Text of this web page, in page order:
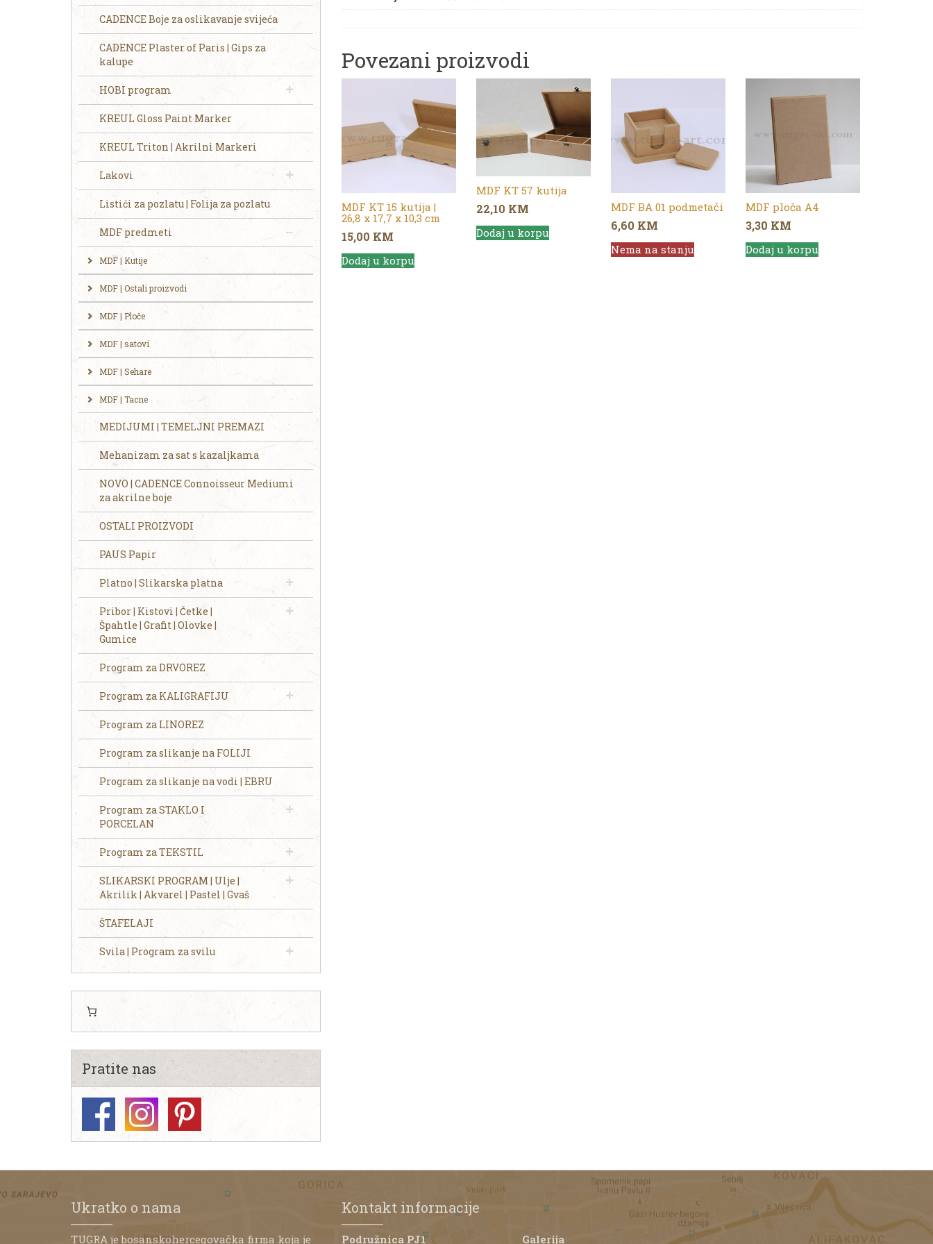
Povezani proizvodi
MDF KT 15 kutija |
26,8 x 17,7 x 10,3 cm
15,00 KM
Dodaj u korpu
MDF KT 57 kutija
22,10 KM
Dodaj u korpu
MDF BA 01 podmetači
6,60 KM
Nema na stanju
MDF ploča A4
3,30 KM
Dodaj u korpu
CADENCE Boje za oslikavanje svijeća
CADENCE Plaster of Paris | Gips za
kalupe
HOBI program
KREUL Gloss Paint Marker
KREUL Triton | Akrilni Markeri
Lakovi
Listići za pozlatu | Folija za pozlatu
MDF predmeti
MDF | Kutije
MDF | Ostali proizvodi
MDF | Ploče
MDF | satovi
MDF | Sehare
MDF | Tacne
MEDIJUMI | TEMELJNI PREMAZI
Mehanizam za sat s kazaljkama
NOVO | CADENCE Connoisseur Mediumi
za akrilne boje
OSTALI PROIZVODI
PAUS Papir
Platno | Slikarska platna
Pribor | Kistovi | Četke |
Špahtle | Grafit | Olovke |
Gumice
Program za DRVOREZ
Program za KALIGRAFIJU
Program za LINOREZ
Program za slikanje na FOLIJI
Program za slikanje na vodi | EBRU
Program za STAKLO I
PORCELAN
Program za TEKSTIL
SLIKARSKI PROGRAM | Ulje |
Akrilik | Akvarel | Pastel | Gvaš
ŠTAFELAJI
Svila | Program za svilu
Pratite nas
Ukratko o nama
TUGRA je bosanskohercegovačka firma koja je
Kontakt informacije
Podružnica PJ1 Galerija